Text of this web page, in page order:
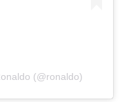
(@ronaldo)